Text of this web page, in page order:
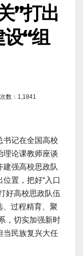
”打出
“组
数：1,1841
记在全国高校
理论课教师座谈
建强高校思政队
置，把好“入口
好高校思政队伍
、过程精育、聚
，切实加强新时
当民族复兴大任